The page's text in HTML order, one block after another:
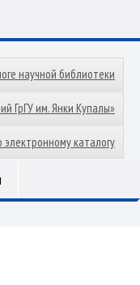
научной библиотеки
ГрГУ им. Янки Купалы»
каталогу